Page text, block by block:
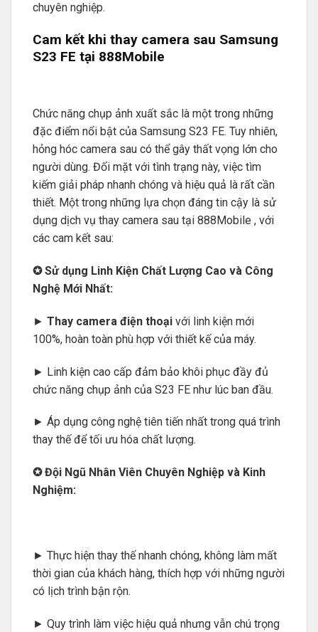
chuyên nghiệp.
Cam kết khi thay camera sau Samsung
S23 FE tại 888Mobile
Chức năng chụp ảnh xuất sắc là một trong những
đặc điểm nổi bật của Samsung S23 FE. Tuy nhiên,
hỏng hóc camera sau có thể gây thất vọng lớn cho
người dùng. Đối mặt với tình trạng này, việc tìm
kiếm giải pháp nhanh chóng và hiệu quả là rất cần
thiết. Một trong những lựa chọn đáng tin cậy là sử
dụng dịch vụ thay camera sau tại 888Mobile , với
các cam kết sau:
✪ Sử dụng Linh Kiện Chất Lượng Cao và Công
Nghệ Mới Nhất:
► Thay camera điện thoại với linh kiện mới
100%, hoàn toàn phù hợp với thiết kế của máy.
► Linh kiện cao cấp đảm bảo khôi phục đầy đủ
chức năng chụp ảnh của S23 FE như lúc ban đầu.
► Áp dụng công nghệ tiên tiến nhất trong quá trình
thay thế để tối ưu hóa chất lượng.
✪ Đội Ngũ Nhân Viên Chuyên Nghiệp và Kinh
Nghiệm:
► Thực hiện thay thế nhanh chóng, không làm mất
thời gian của khách hàng, thích hợp với những người
có lịch trình bận rộn.
► Quy trình làm việc hiệu quả nhưng vẫn chú trọng